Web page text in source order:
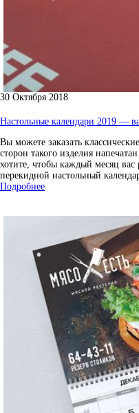
30 Октября 2018
Настольные календари 2019 —
Вы можете заказать
сторон такого изделия
хотите, чтобы каждый месяц
перекидной настольный
Подробнее